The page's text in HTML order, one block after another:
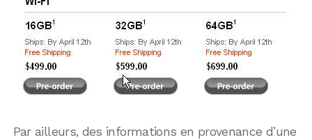
Par ailleurs, des informations en provenance d’une